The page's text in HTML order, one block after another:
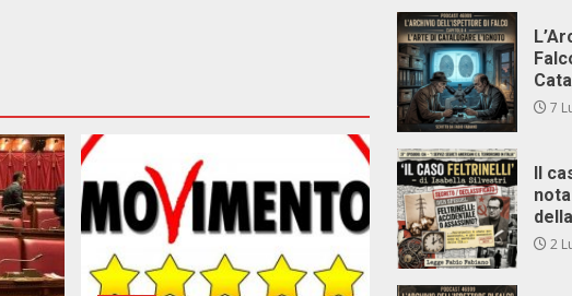
7
Il
2